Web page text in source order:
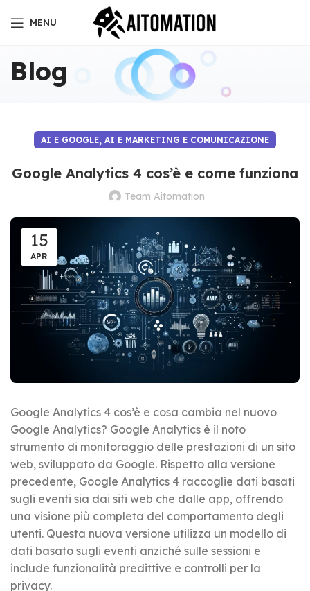
MENU
Blog
AI E GOOGLE, AI E MARKETING E COMUNICAZIONE
Google Analytics 4 cos’è e come funziona
Team Aitomation
15
APR
Google Analytics 4 cos’è e cosa cambia nel nuovo
Google Analytics? Google Analytics è il noto
strumento di monitoraggio delle prestazioni di un sito
web, sviluppato da Google. Rispetto alla versione
precedente, Google Analytics 4 raccoglie dati basati
sugli eventi sia dai siti web che dalle app, offrendo
una visione più completa del comportamento degli
utenti. Questa nuova versione utilizza un modello di
dati basato sugli eventi anziché sulle sessioni e
include funzionalità predittive e controlli per la
privacy.